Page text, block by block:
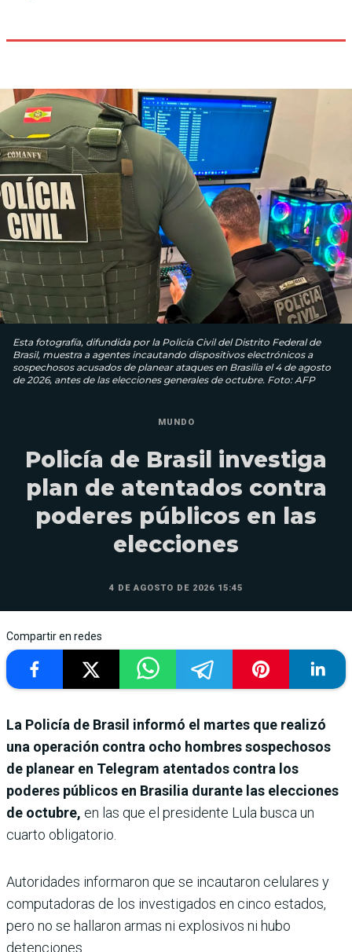
Esta fotografía, difundida por la Policía Civil del Distrito Federal de
Brasil, muestra a agentes incautando dispositivos electrónicos a
sospechosos acusados ​​de planear ataques en Brasilia el 4 de agosto
de 2026, antes de las elecciones generales de octubre. Foto: AFP
MUNDO
Policía de Brasil investiga
plan de atentados contra
poderes públicos en las
elecciones
4 DE AGOSTO DE 2026 15:45
Compartir en redes
La Policía de Brasil informó el martes que realizó
una operación contra ocho hombres sospechosos
de planear en Telegram atentados contra los
poderes públicos en Brasilia durante las elecciones
de octubre, en las que el presidente Lula busca un
cuarto obligatorio.
Autoridades informaron que se incautaron celulares y
computadoras de los investigados en cinco estados,
pero no se hallaron armas ni explosivos ni hubo
detenciones.